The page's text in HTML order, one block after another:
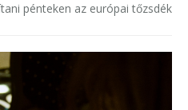
pénteken az európai tőzsdék